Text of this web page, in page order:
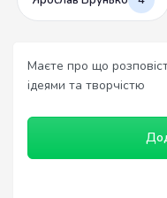
Маєте про що
ідеями та творчістю